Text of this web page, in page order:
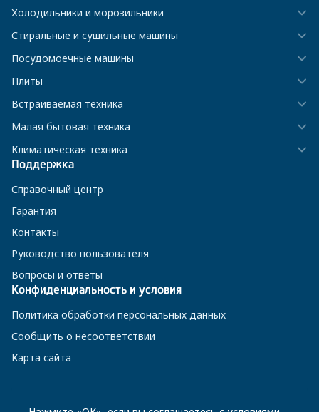
Холодильники и морозильники
Стиральные и сушильные машины
Посудомоечные машины
Плиты
Встраиваемая техника
Малая бытовая техника
Климатическая техника
Поддержка
Справочный центр
Гарантия
Контакты
Руководство пользователя
Вопросы и ответы
Конфиденциальность и условия
Политика обработки персональных данных
Сообщить о несоответствии
Карта сайта
8 800 200-23-56